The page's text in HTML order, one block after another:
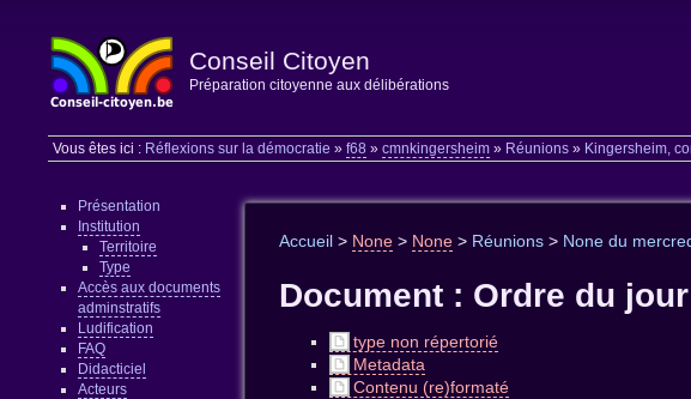
Conseil Citoyen
Préparation citoyenne aux délibérations
Vous êtes ici : Réflexions sur la démocratie »f68 »cmnkingersheim » Réunions » Kingersheim,
Présentation
Institution
Territoire
Type
Accès aux documents
adminstratifs
Ludification
FAQ
Didacticiel
Acteurs
Accueil > None > None > Réunions > None du
Document : Ordre du
type non répertorié
Metadata
Contenu (re)formaté